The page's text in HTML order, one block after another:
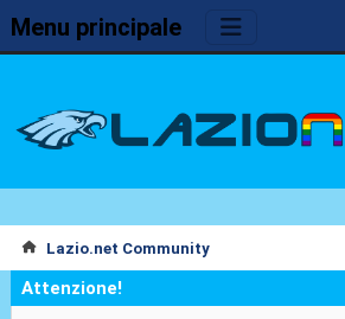
Menu principale
Lazio.net Community
Attenzione!